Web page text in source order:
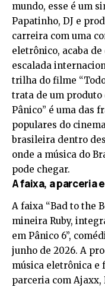
mundo, esse é um
Papatinho, DJ e
carreira com uma
eletrônico, acaba
escalada
trilha do filme “Todo
trata de um produto
Pânico” é uma das
populares do
brasileira dentro
onde a música do
pode chegar.
A faixa, a parceria
A faixa “Bad to the
mineira Ruby,
em Pânico 6”,
junho de 2026. A
música eletrônica e
parceria com Ajaxx,